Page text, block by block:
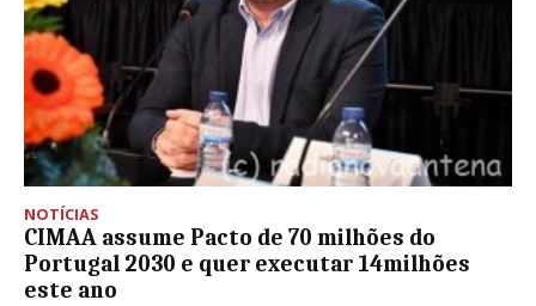
NOTÍCIAS
CIMAA assume Pacto de 70 milhões do
Portugal 2030 e quer executar 14milhões
este ano